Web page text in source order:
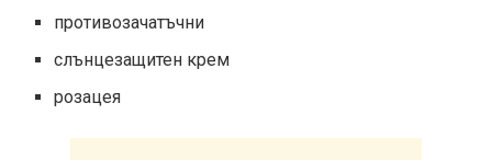
противозачатъчни
слънцезащитен крем
розацея